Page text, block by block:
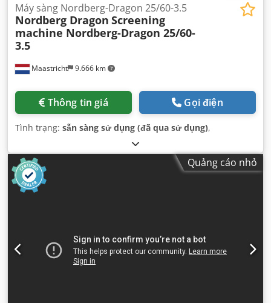
Maastricht 9.666 km
Máy sàng Nordberg-Dragon 25/60-3.5
Nordberg Dragon Screening
machine Nordberg-Dragon 25/60-
3.5
Thông tin giá Gọi điện
Tình trạng: sẵn sàng sử dụng (đã qua sử dụng),
Quảng cáo nhỏ